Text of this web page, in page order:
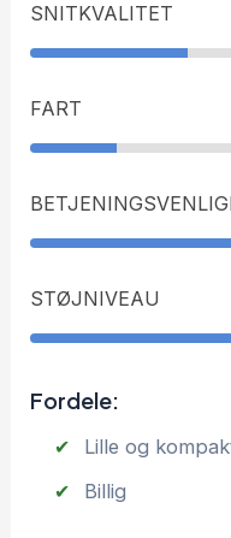
SNITKVALITET
FART
STØJNIVEAU
Fordele:
Lille og
Billig